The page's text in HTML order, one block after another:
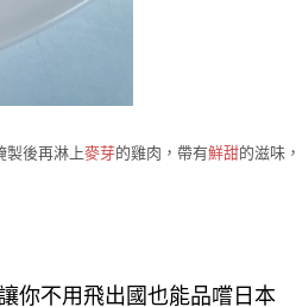
製後再淋上麥芽的雞肉，帶有鮮甜的滋味，
你不用飛出國也能品嚐日本